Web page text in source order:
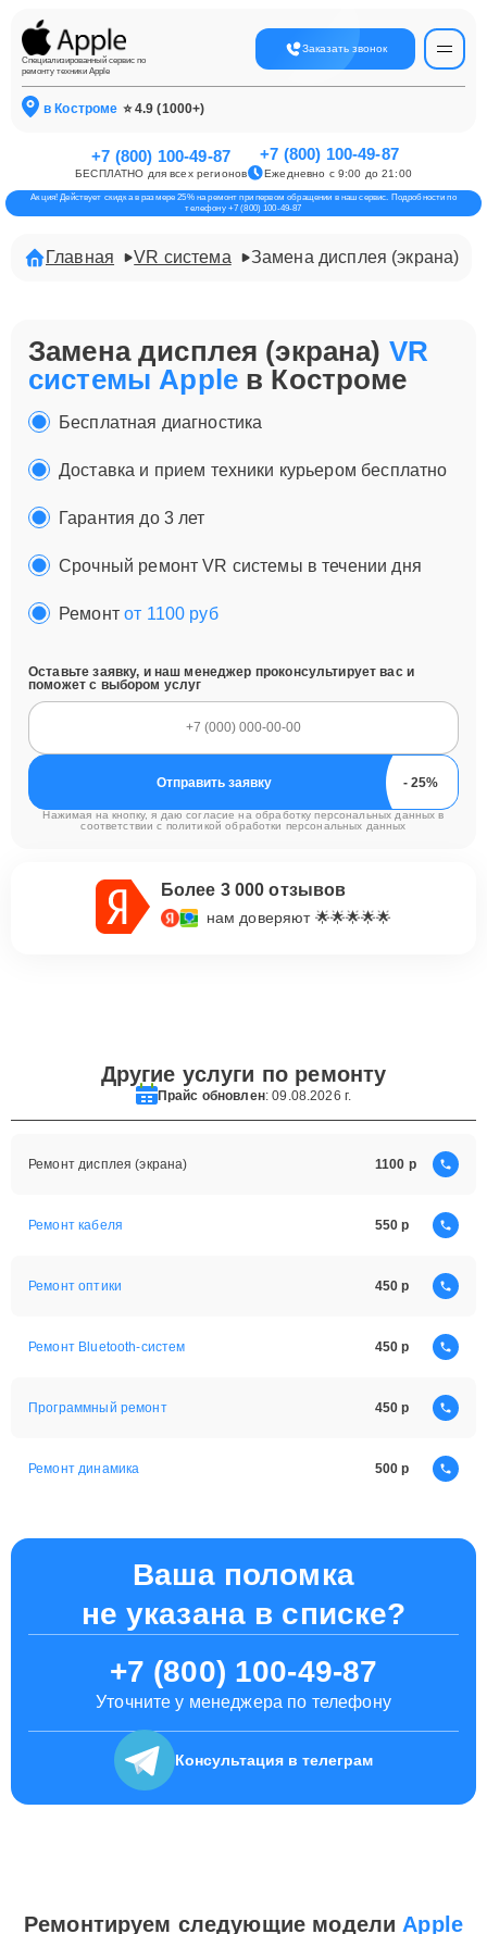
Специализированный сервис по
ремонту техники Apple
Заказать звонок
в Костроме ⭐ 4.9 (1000+)
+7 (800) 100-49-87
БЕСПЛАТНО для всех регионов
+7 (800) 100-49-87
Ежедневно с 9:00 до 21:00
Акция! Действует скидка в размере 25% на ремонт при первом обращении в наш сервис. Подробности по
телефону +7 (800) 100-49-87
Главная VR система Замена дисплея (экрана)
Замена дисплея (экрана) VR
системы Appleв Костроме
Бесплатная диагностика
Доставка и прием техники курьером бесплатно
Гарантия до 3 лет
Срочный ремонт VR системы в течении дня
Ремонтот 1100 руб
Оставьте заявку, и наш менеджер проконсультирует вас и
поможет с выбором услуг
Отправить заявку
Нажимая на кнопку, я даю согласие на обработку персональных данных в
соответствии с политикой обработки персональных данных
Более 3 000 отзывов
нам доверяют 🌟🌟🌟🌟🌟
Другие услуги по ремонту
Прайс обновлен: 09.08.2026 г.
Ремонт дисплея (экрана) 1100
Ремонт кабеля 550
Ремонт оптики 450
Ремонт Bluetooth-систем 450
Программный ремонт 450
Ремонт динамика 500
Ваша поломка
не указана в списке?
+7 (800) 100-49-87
Уточните у менеджера по телефону
Консультация в телеграм
Ремонтируем следующие модели Apple